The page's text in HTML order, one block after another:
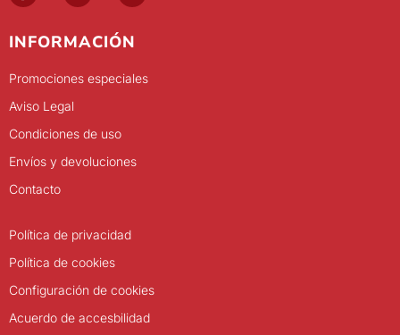
INFORMACIÓN
Promociones especiales
Aviso Legal
Condiciones de uso
Envíos y devoluciones
Contacto
Política de privacidad
Política de cookies
Configuración de cookies
Acuerdo de accesbilidad